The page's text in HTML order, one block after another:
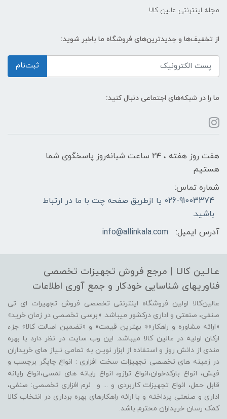
مجله اینترنتی عالین کالا
از تخفیف‌ها و جدیدترین‌های فروشگاه ما باخبر شوید:
ثبت‌نام
ما را در شبکه‌های اجتماعی دنبال کنید:
هفت روز هفته ، ۲۴ ساعت شبانه‌روز پاسخگوی شما
هستیم
شماره تماس:
026-91003374 یا ازطریق صفحه چت با ما در ارتباط
باشید.
آدرس ایمیل:
info@allinkala.com
عـالـین کالـا | مرجع فروش‌ تجهیزات تخصصی
فناوریهای شناسایی‌ خودکار‌ و‌ جمع آوری اطلاعات
عالین‌کالا اولین فروشگاه اینترنتی تخصصی فروش تجهیرات ای تی
صنفی، صنعتی و اداری درکشور میباشد. «برسی تخصصی در زمان خرید»
«ارائه مشاوره و راهکار»« بهترین قیمت» و «تضمین اصالت کالا» جزء
ارکان اولیه در عالین کالا میباشد. این وب سایت در نظر دارد با بهره
مندی از دانش روز و استفاده از ابزار نویـن به تمامی نـیاز های خریداران
در زمینه های تخصصی تجهیزات سخت افزاری : انواع چاپگر برچسب و
فیش، انواع بارکدخوان،انواع ترازو، انواع رایانه های لمسی،انواع رایانه
قابل حمل، انواع تجهیزات کاربردی و ... و نرم افزاری تخصصی: صنفی،
اداری و صنعتی پرداخته و با ارائه راهکارهای بهره برداری در انتخاب کالا
کمک رسان خریداران محترم باشد.